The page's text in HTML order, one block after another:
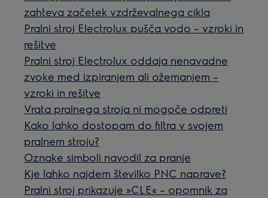
zahteva začetek vzdrževalnega cikla
Pralni stroj Electrolux pušča vodo – vzroki in
rešitve
Pralni stroj Electrolux oddaja nenavadne
zvoke med izpiranjem ali ožemanjem –
vzroki in rešitve
Vrata pralnega stroja ni mogoče odpreti
Kako lahko dostopam do filtra v svojem
pralnem stroju?
Oznake simboli navodil za pranje
Kje lahko najdem številko PNC naprave?
Pralni stroj prikazuje »CLE« – opomnik za